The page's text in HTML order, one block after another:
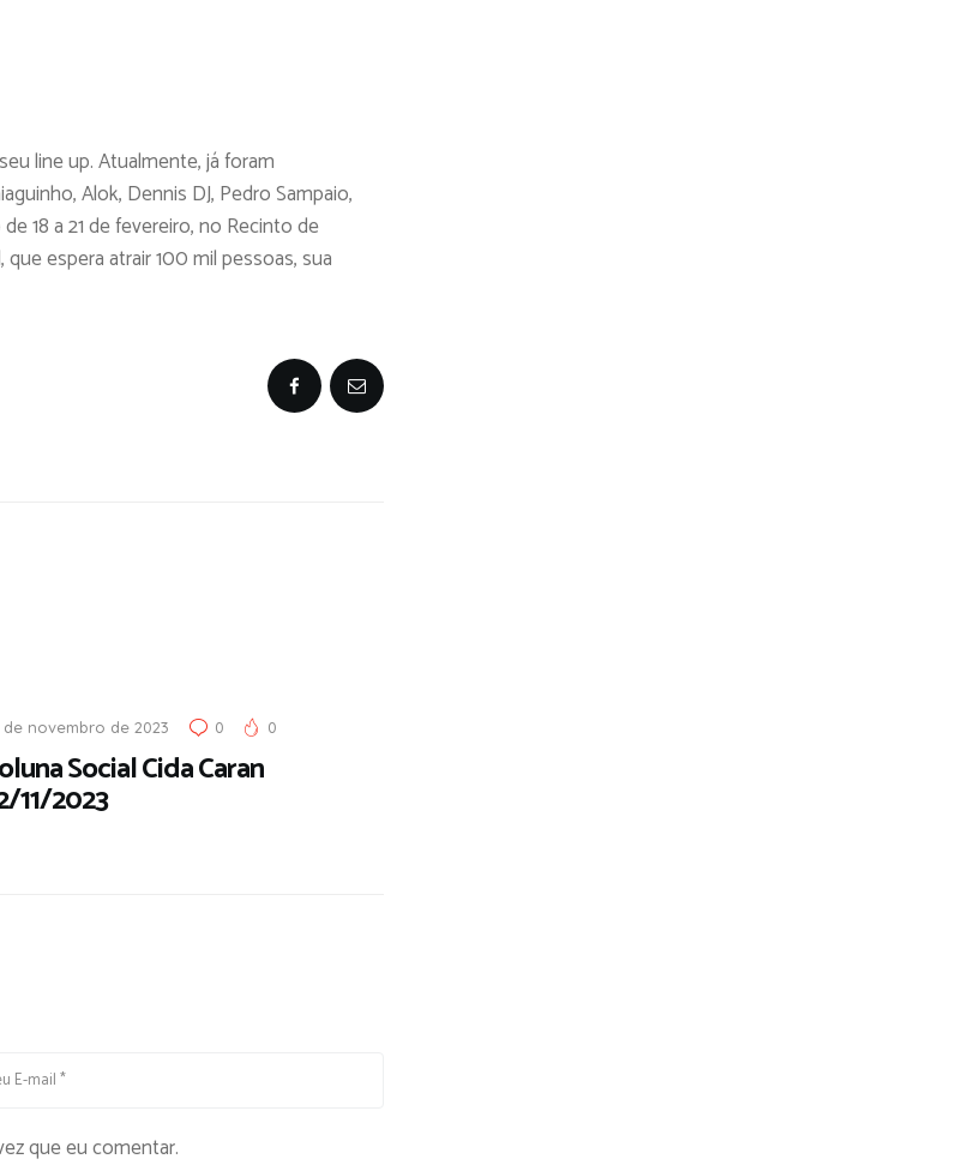
line up. Atualmente, já foram
Alok, Dennis DJ, Pedro Sampaio,
18 a 21 de fevereiro, no Recinto de
espera atrair 100 mil pessoas, sua
de novembro de 2023 0 0
Social Cida Caran
11/2023
que eu comentar.